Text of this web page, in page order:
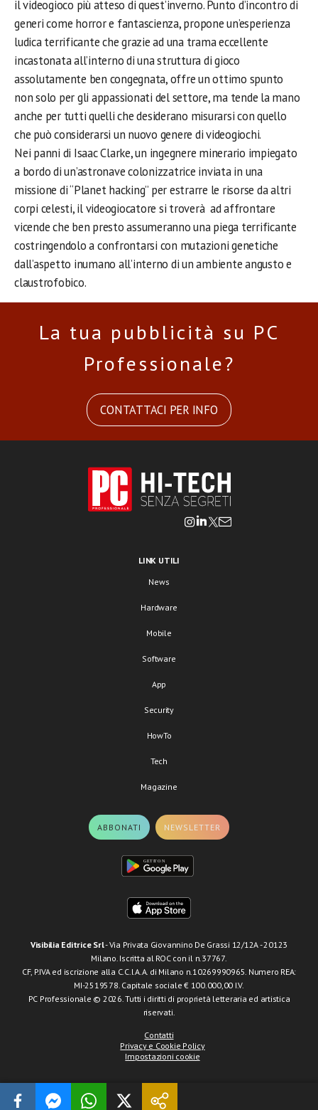
il videogioco più atteso di quest’inverno. Punto d’incontro di
generi come horror e fantascienza, propone un’esperienza
ludica terrificante che grazie ad una trama eccellente
incastonata all’interno di una struttura di gioco
assolutamente ben congegnata, offre un ottimo spunto
non solo per gli appassionati del settore, ma tende la mano
anche per tutti quelli che desiderano misurarsi con quello
che può considerarsi un nuovo genere di videogiochi.
Nei panni di Isaac Clarke, un ingegnere minerario impiegato
a bordo di un’astronave colonizzatrice inviata in una
missione di “Planet hacking” per estrarre le risorse da altri
corpi celesti, il videogiocatore si troverà ad affrontare
vicende che ben presto assumeranno una piega terrificante
costringendolo a confrontarsi con mutazioni genetiche
dall’aspetto inumano all’interno di un ambiente angusto e
claustrofobico.
La tua pubblicità su PC
Professionale?
CONTATTACI PER INFO
LINK UTILI
News
Hardware
Mobile
Software
App
Security
HowTo
Tech
Magazine
ABBONATI NEWSLETTER
Visibilia Editrice Srl- Via Privata Giovannino De Grassi 12/12A - 20123
Milano. Iscritta al ROC con il n.37767.
CF, P.IVA ed iscrizione alla C.C.I.A.A. di Milano n.10269990965. Numero REA:
MI-2519578. Capitale sociale € 100.000,00 I.V.
PC Professionale © 2026. Tutti i diritti di proprietà letteraria ed artistica
riservati.
Contatti
Privacy e Cookie Policy
Impostazioni cookie